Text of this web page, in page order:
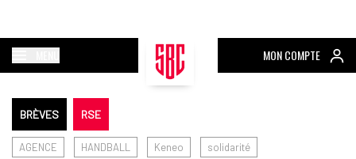
MON COMPTE
BRÈVES RSE
AGENCE HANDBALL Keneo solidarité